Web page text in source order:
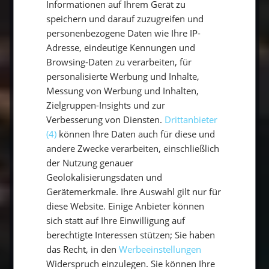
tut. Du wirst nicht nur die Ruhe des Meeres
genießen, sondern auch aktiv bleiben, gesunde
Sonnenstrahlen tanken und wertvolle Zeit mit
deinen Lieben verbringen.Warum also
warten?Starte dein Segelabenteuer und
entdecke die gesundheitlichen Vorteile des
Segelns schon bald!
Lass dich von unseren Angeboten
inspirieren und buche jetzt deinen
Segeltörn.
Klick hier, um mehr zu erfahren
und die perfekte Route für deine Auszeit auf
dem Wasser zu finden!
Jetzt buchen
Bereit für dein nächstes Abenteuer auf dem
Informationen auf Ihrem Gerät zu
speichern und darauf zuzugreifen und
personenbezogene Daten wie Ihre IP-
Adresse, eindeutige Kennungen und
Browsing-Daten zu verarbeiten, für
personalisierte Werbung und Inhalte,
Messung von Werbung und Inhalten,
Zielgruppen-Insights und zur
Verbesserung von Diensten. Drittanbieter
(4) können Ihre Daten auch für diese und
andere Zwecke verarbeiten, einschließlich
der Nutzung genauer
Geolokalisierungsdaten und
Gerätemerkmale. Ihre Auswahl gilt nur für
diese Website. Einige Anbieter können
sich statt auf Ihre Einwilligung auf
berechtigte Interessen stützen; Sie haben
das Recht, in denWerbeeinstellungen
Widerspruch einzulegen. Sie können Ihre